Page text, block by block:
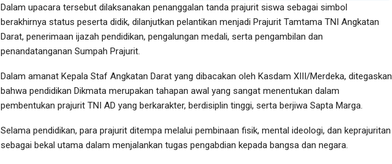
Dalam upacara tersebut dilaksanakan penanggalan tanda prajurit siswa sebagai simbol
berakhirnya status peserta didik, dilanjutkan pelantikan menjadi Prajurit Tamtama TNI Angkatan
Darat, penerimaan ijazah pendidikan, pengalungan medali, serta pengambilan dan
penandatanganan Sumpah Prajurit.
Dalam amanat Kepala Staf Angkatan Darat yang dibacakan oleh Kasdam XIII/Merdeka, ditegaskan
bahwa pendidikan Dikmata merupakan tahapan awal yang sangat menentukan dalam
pembentukan prajurit TNI AD yang berkarakter, berdisiplin tinggi, serta berjiwa Sapta Marga.
Selama pendidikan, para prajurit ditempa melalui pembinaan fisik, mental ideologi, dan keprajuritan
sebagai bekal utama dalam menjalankan tugas pengabdian kepada bangsa dan negara.